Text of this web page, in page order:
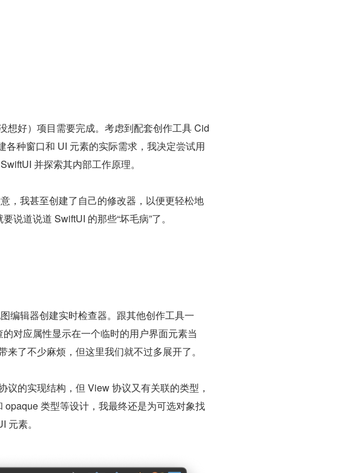
想好）项目需要完成。考虑到配套创作工具 Cid
种窗口和 UI 元素的实际需求，我决定尝试用
并探索其内部工作原理。
，我甚至创建了自己的修改器，以便更轻松地
说道说道 SwiftUI 的那些“坏毛病”了。
辑器创建实时检查器。跟其他创作工具一
对应属性显示在一个临时的用户界面元素当
了不少麻烦，但这里我们就不过多展开了。
的实现结构，但 View 协议又有关联的类型，
类型等设计，我最终还是为可选对象找
素。